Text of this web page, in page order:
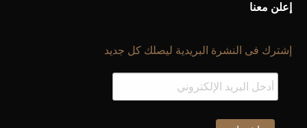
إعلن معنا
إشترك فى النشرة البريدية ليصلك كل جديد